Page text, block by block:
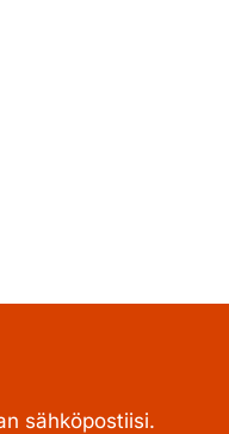
sähköpostiisi.